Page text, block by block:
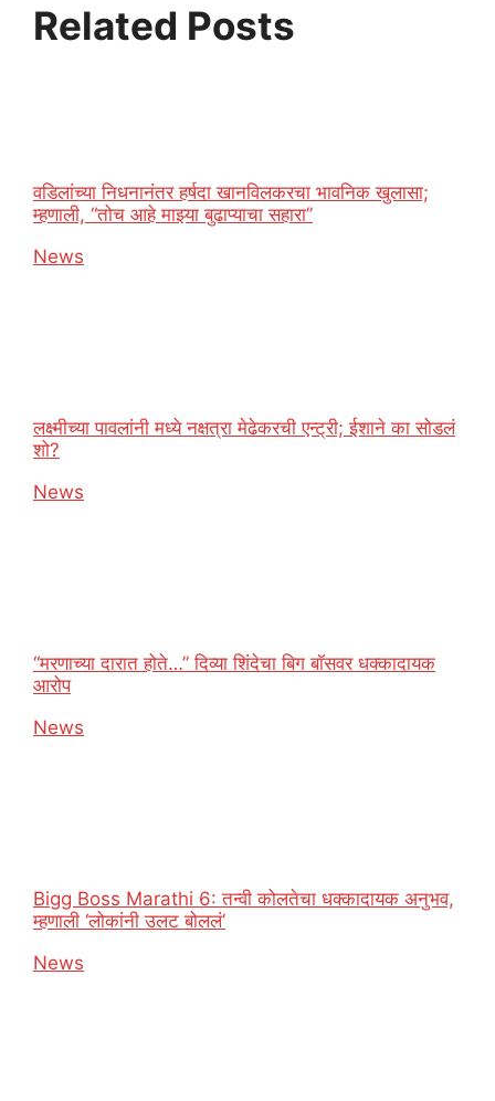
Related Posts
वडिलांच्या निधनानंतर हर्षदा खानविलकरचा भावनिक खुलासा;
म्हणाली, “तोच आहे माझ्या बुढाप्याचा सहारा”
In relation to
News
लक्ष्मीच्या पावलांनी मध्ये नक्षत्रा मेढेकरची एन्ट्री; ईशाने का सोडलं
शो?
In relation to
News
“मरणाच्या दारात होते…” दिव्या शिंदेचा बिग बॉसवर धक्कादायक
आरोप
In relation to
News
Bigg Boss Marathi 6: तन्वी कोलतेचा धक्कादायक अनुभव,
म्हणाली ‘लोकांनी उलट बोललं’
In relation to
News